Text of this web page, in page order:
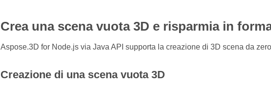
Crea una scena vuota 3D e risparmia in
Aspose.3D for Node.js via Java API supporta la creazione di 3D scena da
Creazione di una scena vuota 3D